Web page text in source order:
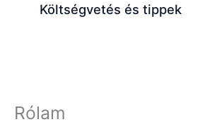
Költségvetés és tippek
Rólam